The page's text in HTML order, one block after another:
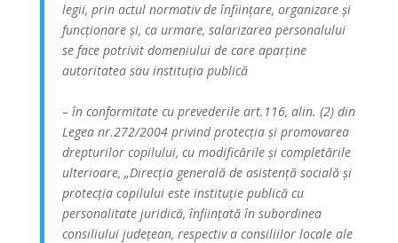
legii, prin actul normativ de înființare, organizare și
funcționare și, ca urmare, salarizarea personalului
se face potrivit domeniului de care aparține
autoritatea sau instituția publică
– în conformitate cu prevederile art.116, alin. (2) din
Legea nr.272/2004 privind protecția și promovarea
drepturilor copilului, cu modificările și completările
ulterioare, „Direcția generală de asistență socială și
protecția copilului este instituție publică cu
personalitate juridică, înființată în subordinea
consiliului județean, respectiv a consiliilor locale ale